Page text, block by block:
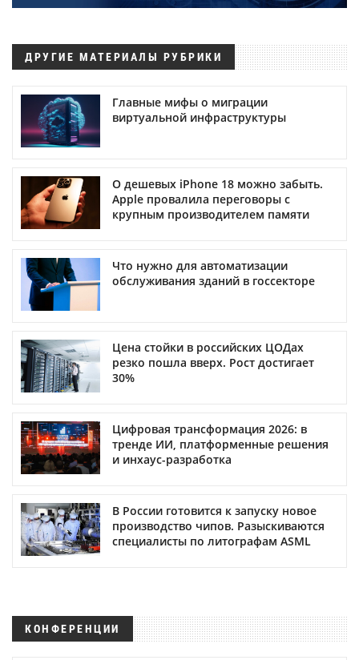
ДРУГИЕ МАТЕРИАЛЫ РУБРИКИ
Главные мифы о миграции
виртуальной инфраструктуры
О дешевых iPhone 18 можно забыть.
Apple провалила переговоры с
крупным производителем памяти
Что нужно для автоматизации
обслуживания зданий в госсекторе
Цена стойки в российских ЦОДах
резко пошла вверх. Рост достигает
30%
Цифровая трансформация 2026: в
тренде ИИ, платформенные решения
и инхаус-разработка
В России готовится к запуску новое
производство чипов. Разыскиваются
специалисты по литографам ASML
КОНФЕРЕНЦИИ